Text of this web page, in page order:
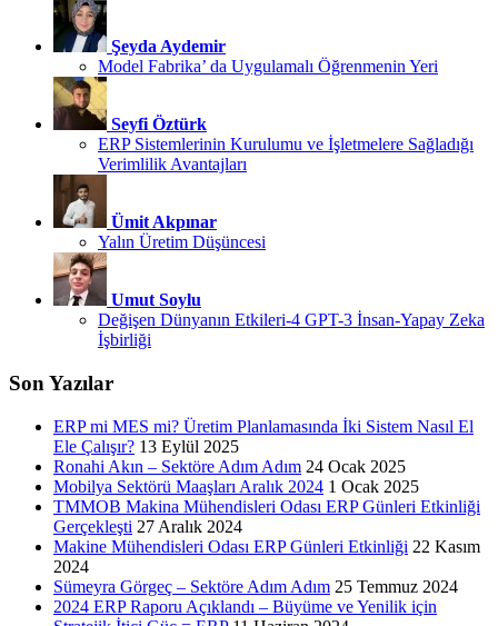
Şeyda Aydemir
Model Fabrika’ da Uygulamalı Öğrenmenin Yeri
Seyfi Öztürk
ERP Sistemlerinin Kurulumu ve İşletmelere Sağladığı
Verimlilik Avantajları
Ümit Akpınar
Yalın Üretim Düşüncesi
Umut Soylu
Değişen Dünyanın Etkileri-4 GPT-3 İnsan-Yapay Zeka
İşbirliği
Son Yazılar
ERP mi MES mi? Üretim Planlamasında İki Sistem Nasıl El
Ele Çalışır? 13 Eylül 2025
Ronahi Akın – Sektöre Adım Adım 24 Ocak 2025
Mobilya Sektörü Maaşları Aralık 2024 1 Ocak 2025
TMMOB Makina Mühendisleri Odası ERP Günleri Etkinliği
Gerçekleşti 27 Aralık 2024
Makine Mühendisleri Odası ERP Günleri Etkinliği 22 Kasım
2024
Sümeyra Görgeç – Sektöre Adım Adım 25 Temmuz 2024
2024 ERP Raporu Açıklandı – Büyüme ve Yenilik için